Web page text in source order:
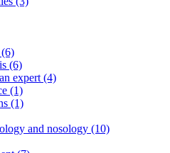
(6)
expert (4)
(1)
(1)
and nosology (10)